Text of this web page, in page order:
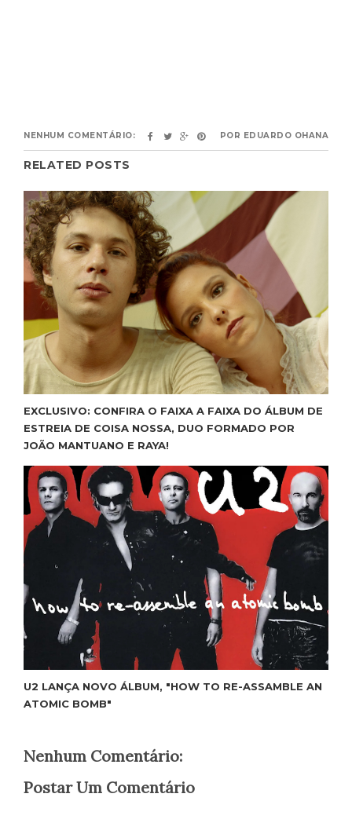
NENHUM COMENTÁRIO: POR EDUARDO OHANA
RELATED POSTS
EXCLUSIVO: CONFIRA O FAIXA A FAIXA DO ÁLBUM DE
ESTREIA DE COISA NOSSA, DUO FORMADO POR
JOÃO MANTUANO E RAYA!
U2 LANÇA NOVO ÁLBUM, "HOW TO RE-ASSAMBLE AN
ATOMIC BOMB"
Nenhum Comentário:
Postar Um Comentário